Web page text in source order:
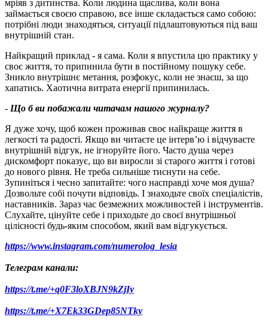
мріяв з дитинства. Коли людина щаслива, коли вона
займається своєю справою, все інше складається само собою:
потрібні люди знаходяться, ситуації підлаштовуються під ваш
внутрішній стан.
Найкращий приклад - я сама. Коли я впустила цю практику у
своє життя, то припинила бути в постійному пошуку себе.
Зникло внутрішнє метання, розфокус, коли не знаєш, за що
хапатись. Хаотична витрата енергії припинилась.
- Що б ви побажали читачам нашого журналу?
Я дуже хочу, щоб кожен проживав своє найкраще життя в
легкості та радості. Якщо ви читаєте це інтерв’ю і відчуваєте
внутрішній відгук, не ігноруйте його. Часто душа через
дискомфорт показує, що ви виросли зі старого життя і готові
до нового рівня. Не треба сильніше тиснути на себе.
Зупиніться і чесно запитайте: чого насправді хоче моя душа?
Дозвольте собі почути відповідь. І знаходьте своїх спеціалістів,
наставників. Зараз час безмежних можливостей і інструментів.
Слухайте, цінуйте себе і приходьте до своєї внутрішньої
цілісності будь-яким способом, який вам відгукується.
https://www.instagram.com/numerolog_lesia
Телеграм канали:
https://t.me/+q0F3loXBJN9kZjIy
https://t.me/+X7Ek33GDep85NTky